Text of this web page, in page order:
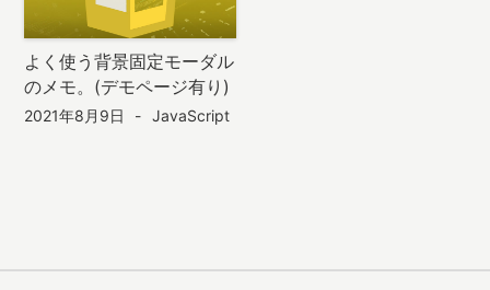
よく使う背景固定モーダル
のメモ。(デモページ有り)
2021年8月9日 JavaScript